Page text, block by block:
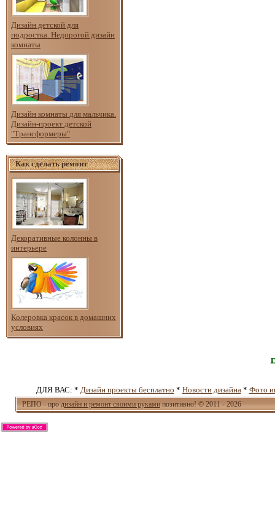
Дизайн детской для
подростка. Недорогой дизайн
комнаты
Дизайн комнаты для мальчика.
Дизайн-проект детской
"Трансформеры"
Как сделать ремонт
Декоративные колонны в
интерьере
Колеровка красок в домашних
условиях
ДЛЯ ВАС: * Дизайн проекты бесплатно * Новости дизайна* Фото
РЕПО - продизайн и ремонт своими рукамипозитивно! © 2011 - 2026